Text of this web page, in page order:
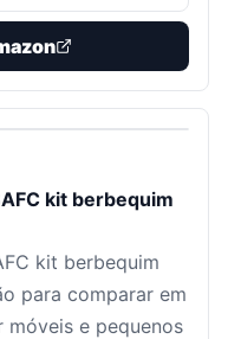
kit berbequim
kit berbequim
para comparar em
móveis e pequenos